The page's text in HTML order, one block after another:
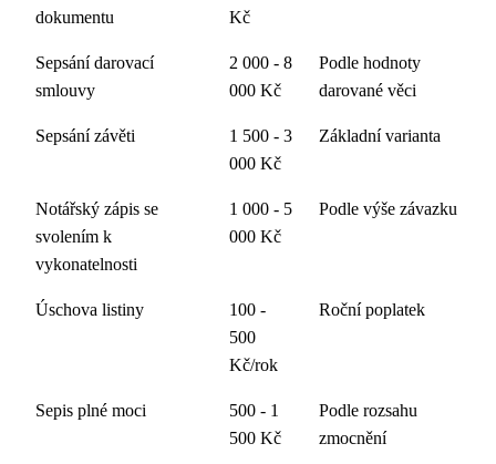
dokumentu
Kč
Sepsání darovací
smlouvy
2 000 - 8
000 Kč
Podle hodnoty
darované věci
Sepsání závěti
1 500 - 3
000 Kč
Základní varianta
Notářský zápis se
svolením k
vykonatelnosti
1 000 - 5
000 Kč
Podle výše závazku
Úschova listiny
100 -
500
Kč/rok
Roční poplatek
Sepis plné moci
500 - 1
500 Kč
Podle rozsahu
zmocnění